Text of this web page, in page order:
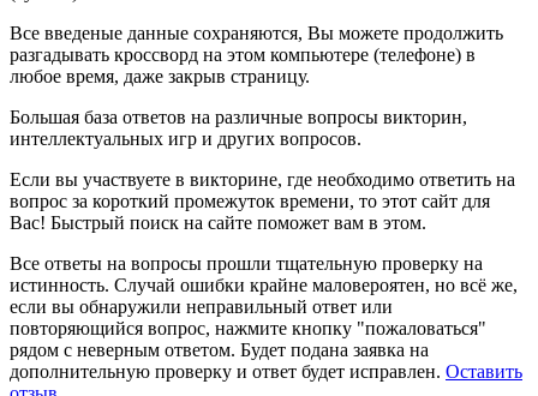
Все введеные данные сохраняются, Вы можете продолжить
разгадывать кроссворд на этом компьютере (телефоне) в
любое время, даже закрыв страницу.
Большая база ответов на различные вопросы викторин,
интеллектуальных игр и других вопросов.
Если вы участвуете в викторине, где необходимо ответить на
вопрос за короткий промежуток времени, то этот сайт для
Вас! Быстрый поиск на сайте поможет вам в этом.
Все ответы на вопросы прошли тщательную проверку на
истинность. Случай ошибки крайне маловероятен, но всё же,
если вы обнаружили неправильный ответ или
повторяющийся вопрос, нажмите кнопку "пожаловаться"
рядом с неверным ответом. Будет подана заявка на
дополнительную проверку и ответ будет исправлен. Оставить